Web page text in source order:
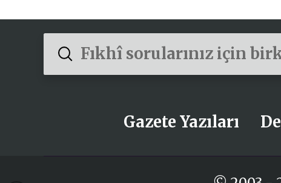
Search
Submit
Gazete Yazıları